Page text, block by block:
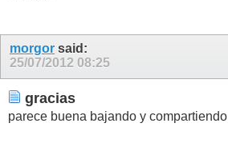
morgor said:
25/07/2012 08:25
gracias
parece buena bajando y compartiendo